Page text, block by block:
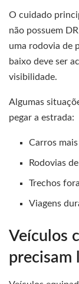
O cuidado
não possuem
uma rodovia de
baixo deve ser
visibilidade.
Algumas
pegar a estrada:
Carros
Rodovias
Trechos
Viagens
Veículos
precisam